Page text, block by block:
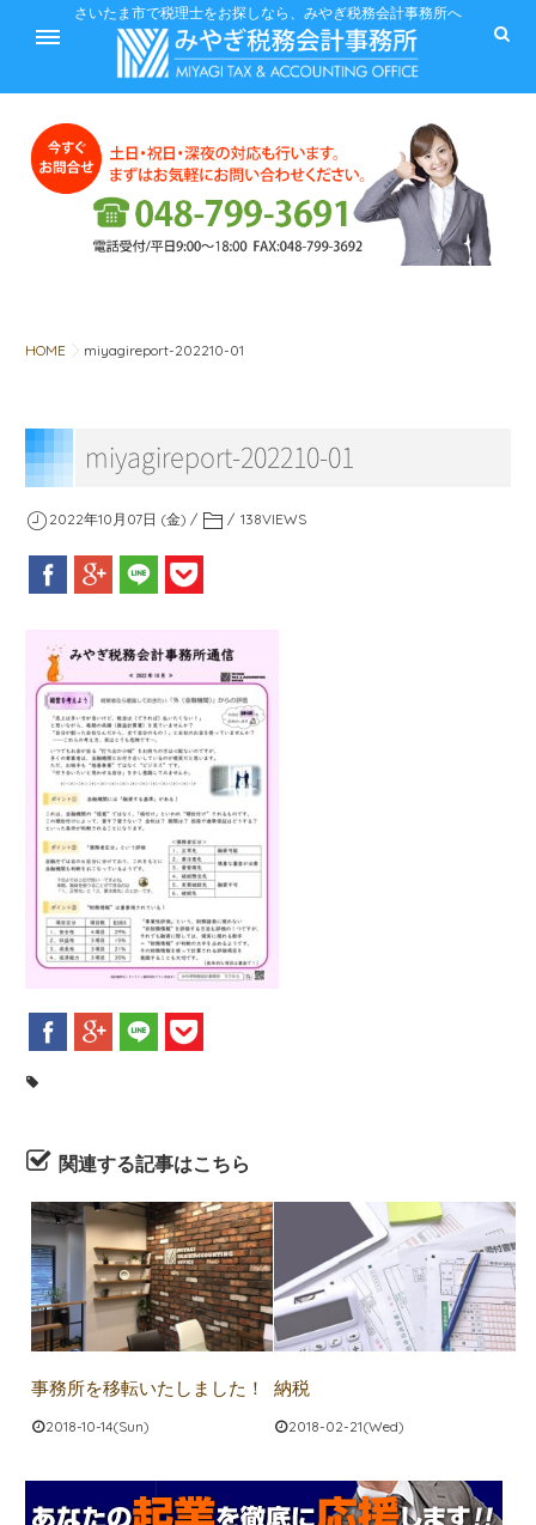
さいたま市で税理士をお探しなら、みやぎ税務会計事務所へ
ホーム
サービス
みやぎ税務会計事務所
HOME miyagireport-202210-01
miyagireport-202210-01
2022年10月07日 (金) 138VIEWS
関連する記事はこちら
事務所を移転いたしました！
2018-10-14(Sun)
納税
2018-02-21(Wed)